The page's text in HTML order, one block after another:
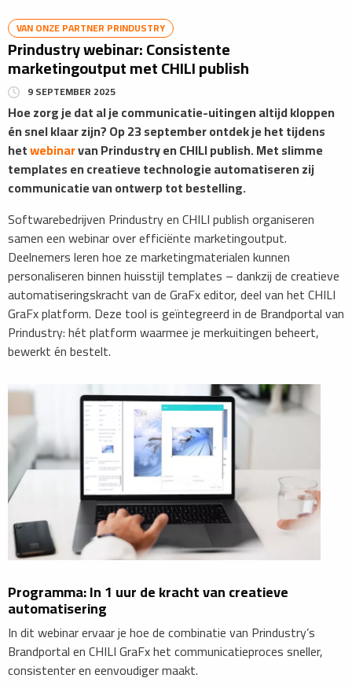
VAN ONZE PARTNER PRINDUSTRY
Prindustry webinar: Consistente
marketingoutput met CHILI publish
9 SEPTEMBER 2025
Hoe zorg je dat al je communicatie-uitingen altijd kloppen
én snel klaar zijn? Op 23 september ontdek je het tijdens
hetwebinarvan Prindustry en CHILI publish. Met slimme
templates en creatieve technologie automatiseren zij
communicatie van ontwerp tot bestelling.
Softwarebedrijven Prindustry en CHILI publish organiseren
samen een webinar over efficiënte marketingoutput.
Deelnemers leren hoe ze marketingmaterialen kunnen
personaliseren binnen huisstijl templates – dankzij de creatieve
automatiseringskracht van de GraFx editor, deel van het CHILI
GraFx platform. Deze tool is geïntegreerd in de Brandportal van
Prindustry: hét platform waarmee je merkuitingen beheert,
bewerkt én bestelt.
​Programma: In 1 uur de kracht van creatieve
automatisering
In dit webinar ervaar je hoe de combinatie van Prindustry’s
Brandportal en CHILI GraFx het communicatieproces sneller,
consistenter en eenvoudiger maakt.